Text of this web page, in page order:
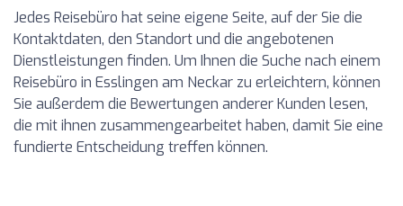
Jedes Reisebüro hat seine eigene Seite, auf der Sie die
Kontaktdaten, den Standort und die angebotenen
Dienstleistungen finden. Um Ihnen die Suche nach einem
Reisebüro in Esslingen am Neckar zu erleichtern, können
Sie außerdem die Bewertungen anderer Kunden lesen,
die mit ihnen zusammengearbeitet haben, damit Sie eine
fundierte Entscheidung treffen können.